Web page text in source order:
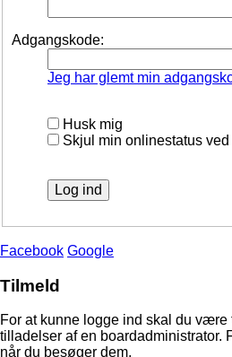
Adgangskode:
Jeg har glemt min
Husk mig
Skjul min onlinestatus
Facebook Google
Tilmeld
For at kunne logge ind skal du
tilladelser af en boardadministrator.
når du besøger dem.